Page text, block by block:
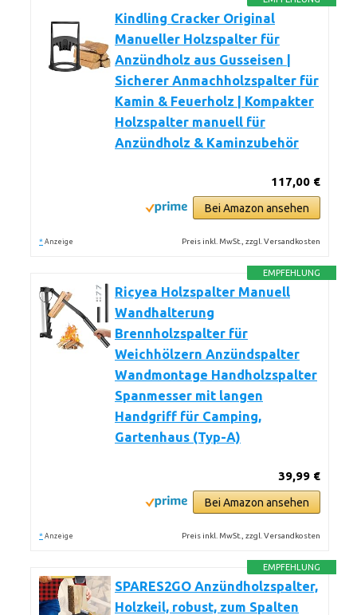
Kindling Cracker Original
Manueller Holzspalter für
Anzündholz aus Gusseisen |
Sicherer Anmachholzspalter für
Kamin & Feuerholz | Kompakter
Holzspalter manuell für
Anzündholz & Kaminzubehör
117,00 €
Bei Amazon ansehen
* Anzeige Preis inkl. MwSt., zzgl. Versandkosten
EMPFEHLUNG
Ricyea Holzspalter Manuell
Wandhalterung
Brennholzspalter für
Weichhölzern Anzündspalter
Wandmontage Handholzspalter
Spanmesser mit langen
Handgriff für Camping,
Gartenhaus (Typ-A)
39,99 €
Bei Amazon ansehen
* Anzeige Preis inkl. MwSt., zzgl. Versandkosten
EMPFEHLUNG
SPARES2GO Anzündholzspalter,
Holzkeil, robust, zum Spalten